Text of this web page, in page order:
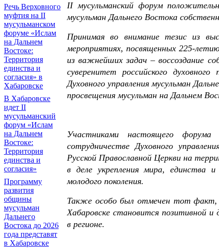
Речь Верховного
муфтия на II
мусульманском
форуме «Ислам
на Дальнем
Востоке:
Территория
единства и
согласия» в
Хабаровске
В Хабаровске
идет II
мусульманский
форум «Ислам
на Дальнем
Востоке:
Территория
единства и
согласия»
Программу
развития
общины
мусульман
Дальнего
Востока до 2026
года представят
в Хабаровске
II мусульманский форум
мусульман Дальнего Востока
Принимая во внимание тезис из
мероприятиях, посвященных 225-
из важнейших задач – воссоздание
суверенитет российского
Духовного управления мусульман
просвещения мусульман на Дальнем
Участниками настоящего форума
сотрудничестве Духовного
Русской Православной Церкви на
в деле укрепления мира, единства
молодого поколения.
Также особо был отмечен тот факт,
Хабаровске становится позитивной и
в регионе.